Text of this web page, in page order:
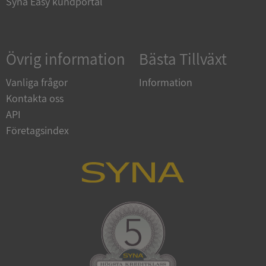
Övrig information
Vanliga frågor
Kontakta oss
API
Företagsindex
Bästa Tillväxt
Information
VISITOR_PRIVACY_METADATA
YouTube
Privacy Policy